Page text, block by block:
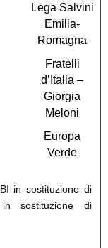
Lega Salvini
Emilia-
Romagna
Fratelli
d’Italia –
Giorgia
Meloni
Europa
Verde
in sostituzione di
in sostituzione di